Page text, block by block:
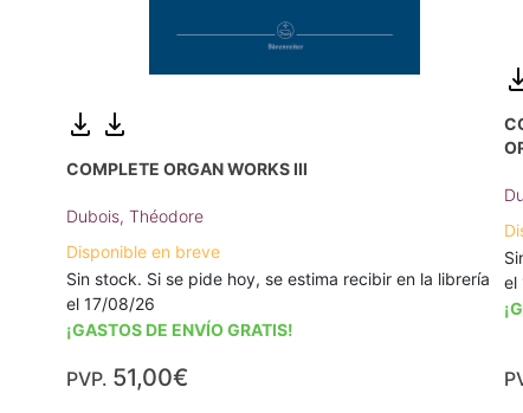
COMPLETE ORGAN WORKS III
Dubois, Théodore
Disponible en breve
Sin stock. Si se pide hoy, se estima recibir en la librería
el 17/08/26
¡GASTOS DE ENVÍO GRATIS!
PVP. 51,00€
el